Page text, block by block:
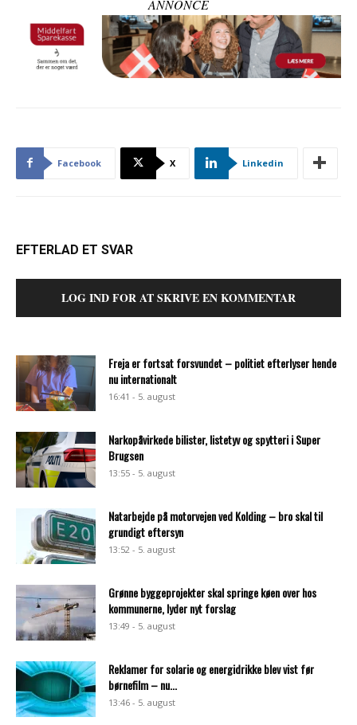
ANNONCE
Facebook X Linkedin
EFTERLAD ET SVAR
LOG IND FOR AT SKRIVE EN KOMMENTAR
Freja er fortsat forsvundet – politiet efterlyser hende
nu internationalt
16:41 - 5. august
Narkopåvirkede bilister, listetyv og spytteri i Super
Brugsen
13:55 - 5. august
Natarbejde på motorvejen ved Kolding – bro skal til
grundigt eftersyn
13:52 - 5. august
Grønne byggeprojekter skal springe køen over hos
kommunerne, lyder nyt forslag
13:49 - 5. august
Reklamer for solarie og energidrikke blev vist før
børnefilm – nu...
13:46 - 5. august